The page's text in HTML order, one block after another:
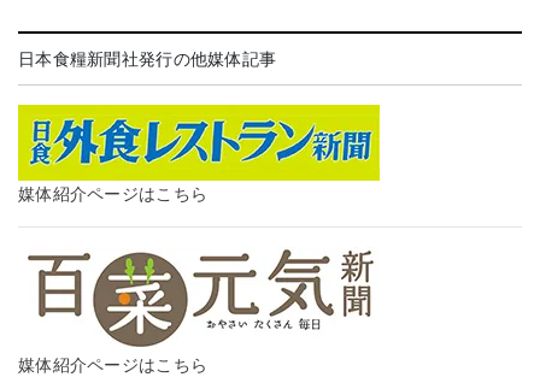
日本食糧新聞社発行の他媒体記事
媒体紹介ページはこちら
媒体紹介ページはこちら